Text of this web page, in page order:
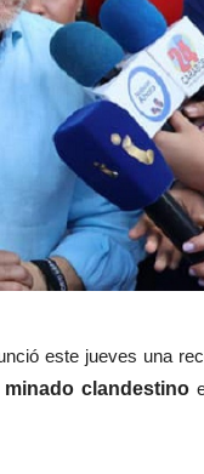
este jueves una
clandestino